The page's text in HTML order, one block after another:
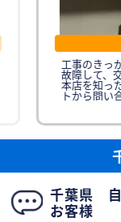
工事のきっかけ 現在使っている業務用
故障して、交
本店を知ったきっかけ イ
トから問い合わせ
千葉県
お客様